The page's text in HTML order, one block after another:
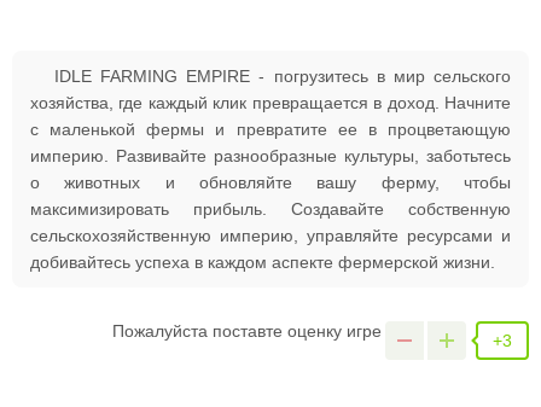
IDLE FARMING EMPIRE - погрузитесь в мир сельского
хозяйства, где каждый клик превращается в доход. Начните
с маленькой фермы и превратите ее в процветающую
империю. Развивайте разнообразные культуры, заботьтесь
о животных и обновляйте вашу ферму, чтобы
максимизировать прибыль. Создавайте собственную
сельскохозяйственную империю, управляйте ресурсами и
добивайтесь успеха в каждом аспекте фермерской жизни.
Пожалуйста поставте оценку игре +3